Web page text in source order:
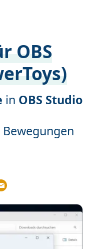
OBS
in OBS Studio